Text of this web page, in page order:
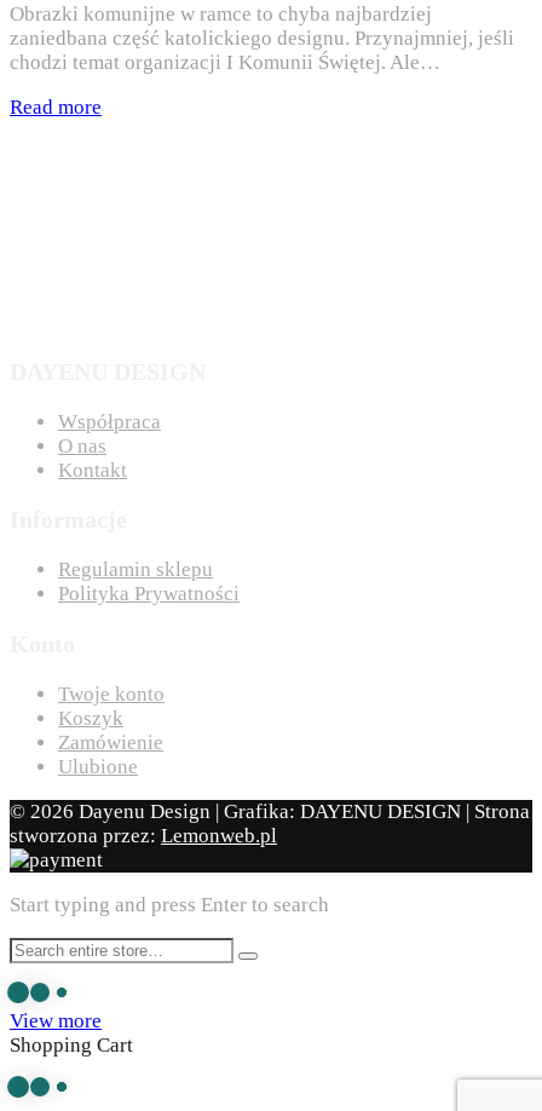
Obrazki komunijne w ramce to chyba najbardziej
zaniedbana część katolickiego designu. Przynajmniej, jeśli
chodzi temat organizacji I Komunii Świętej. Ale…
Read more
Współpraca
O nas
Kontakt
Regulamin sklepu
Polityka Prywatności
Twoje konto
Koszyk
Zamówienie
Ulubione
© 2026 Dayenu Design | Grafika: DAYENU DESIGN | Strona
stworzona przez: Lemonweb.pl
Start typing and press Enter to search
View more
Shopping Cart